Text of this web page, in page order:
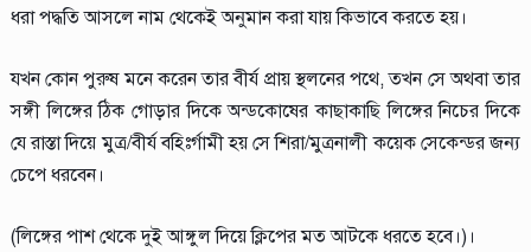
ধরা পদ্ধতি আসলে নাম থেকেই অনুমান করা যায় কিভাবে করতে হয়।
যখন কোন পুরুষ মনে করেন তার বীর্য প্রায় স্থলনের পথে, তখন সে অথবা তার
সঙ্গী লিঙ্গের ঠিক গোড়ার দিকে অন্ডকোষের কাছাকাছি লিঙ্গের নিচের দিকে
যে রাস্তা দিয়ে মুত্র/বীর্য বহিঃর্গামী হয় সে শিরা/মুত্রনালী কয়েক সেকেন্ডর জন্য
চেপে ধরবেন।
(লিঙ্গের পাশ থেকে দুই আঙ্গুল দিয়ে ক্লিপের মত আটকে ধরতে হবে।)।